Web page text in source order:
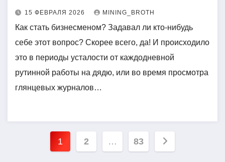
15 ФЕВРАЛЯ 2026 MINING_BROTH
Как стать бизнесменом? Задавал ли кто-нибудь
себе этот вопрос? Скорее всего, да! И происходило
это в периоды усталости от каждодневной
рутинной работы на дядю, или во время просмотра
глянцевых журналов…
Пагинация
1 2 … 83